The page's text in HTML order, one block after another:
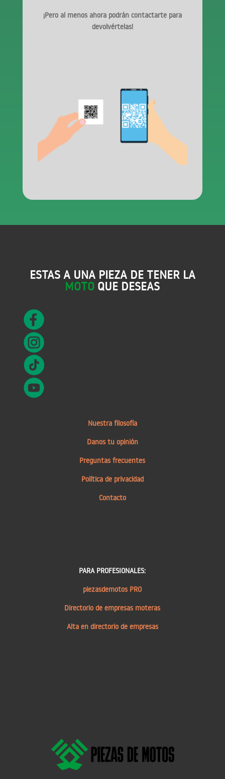
¡Pero al menos ahora podrán contactarte para
devolvértelas!
ESTAS A UNA PIEZA DE TENER LA
MOTO QUE DESEAS
Nuestra filosofía
Danos tu opinión
Preguntas frecuentes
Política de privacidad
Contacto
PARA PROFESIONALES:
piezasdemotos PRO
Directorio de empresas moteras
Alta en directorio de empresas